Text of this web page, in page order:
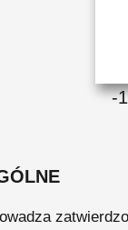
-